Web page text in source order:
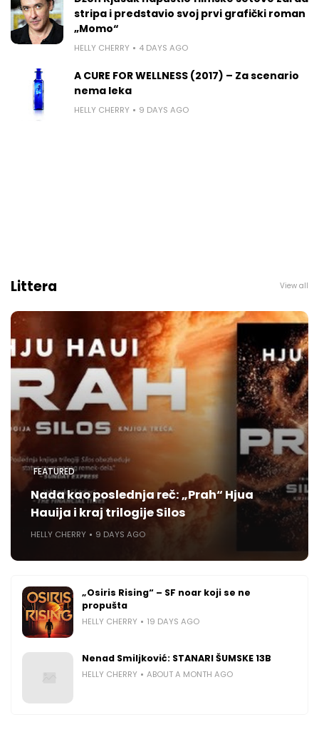
stripa i predstavio svoj prvi grafički roman
„Momo“
HELLY CHERRY 4 DAYS AGO
A CURE FOR WELLNESS (2017) – Za scenario
nema leka
HELLY CHERRY 9 DAYS AGO
Littera View all
FEATURED
Nada kao poslednja reč: „Prah“ Hjua
Hauija i kraj trilogije Silos
HELLY CHERRY 9 DAYS AGO
„Osiris Rising“ – SF noar koji se ne
propušta
HELLY CHERRY 19 DAYS AGO
Nenad Smiljković: STANARI ŠUMSKE 13B
HELLY CHERRY ABOUT A MONTH AGO